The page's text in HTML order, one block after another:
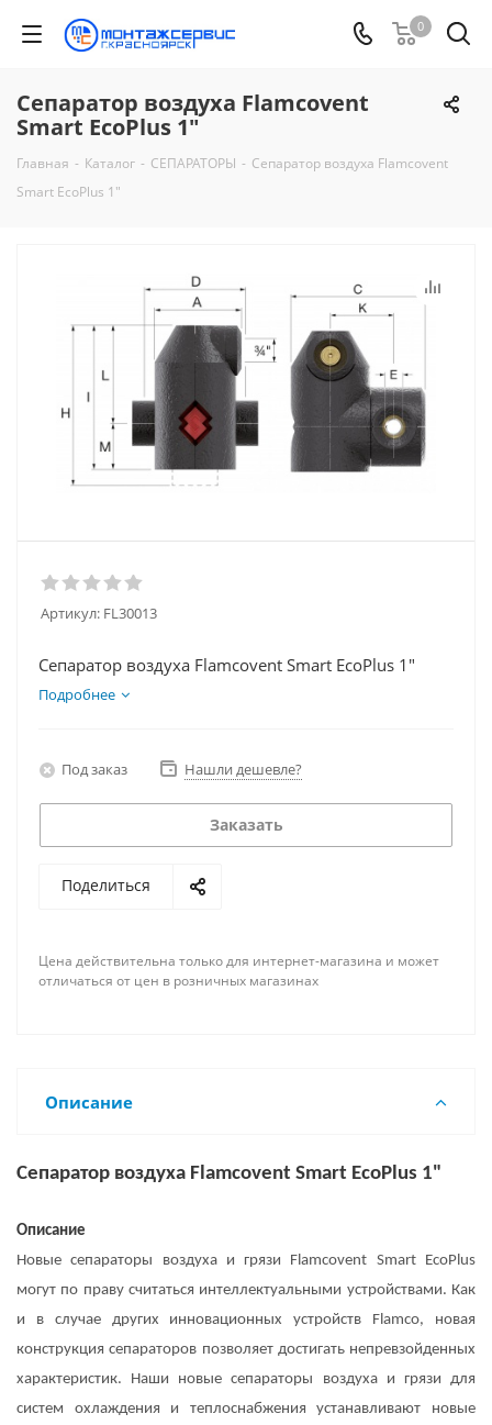
0
Сепаратор воздуха Flamcovent
Smart EcoPlus 1"
Главная - Каталог - СЕПАРАТОРЫ - Сепаратор воздуха Flamcovent
Smart EcoPlus 1"
Артикул: FL30013
Сепаратор воздуха Flamcovent Smart EcoPlus 1"
Подробнее
Под заказ Нашли дешевле?
Заказать
Поделиться
Цена действительна только для интернет-магазина и может
отличаться от цен в розничных магазинах
Описание
Сепаратор воздуха Flamcovent Smart EcoPlus 1"
Описание
Новые сепараторы воздуха и грязи Flamcovent Smart EcoPlus
могут по праву считаться интеллектуальными устройствами. Как
и в случае других инновационных устройств Flamco, новая
конструкция сепараторов позволяет достигать непревзойденных
характеристик. Наши новые сепараторы воздуха и грязи для
систем охлаждения и теплоснабжения устанавливают новые